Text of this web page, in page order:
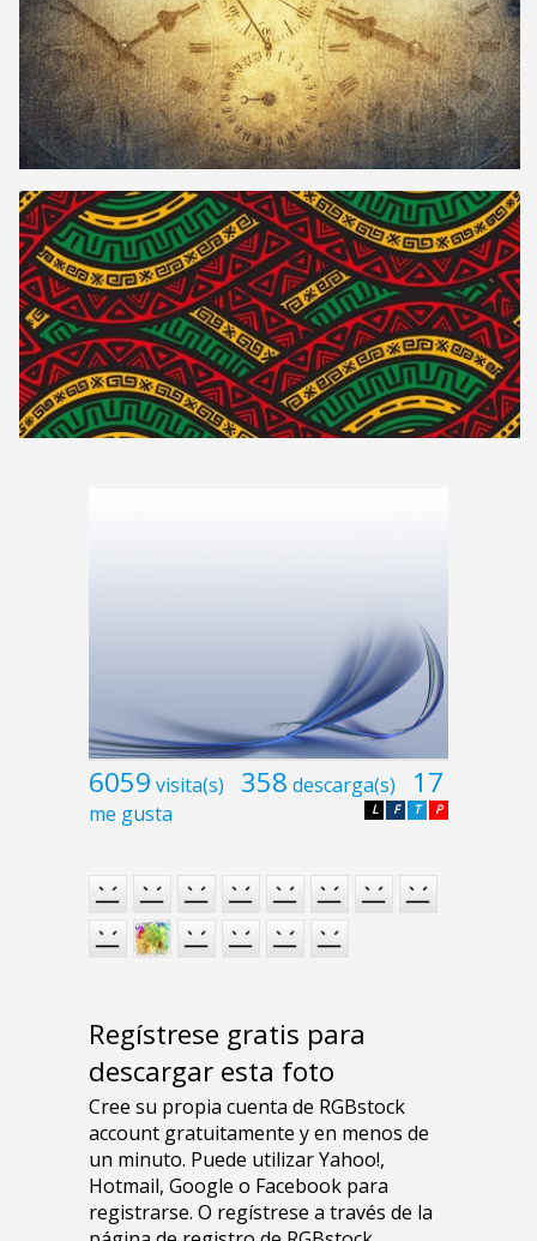
6059 visita(s) 358 descarga(s) 17
me gusta P
T
F
L
Regístrese gratis para
descargar esta foto